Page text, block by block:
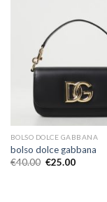
BOLSO DOLCE GABBANA
bolso dolce gabbana
€40.00 €25.00